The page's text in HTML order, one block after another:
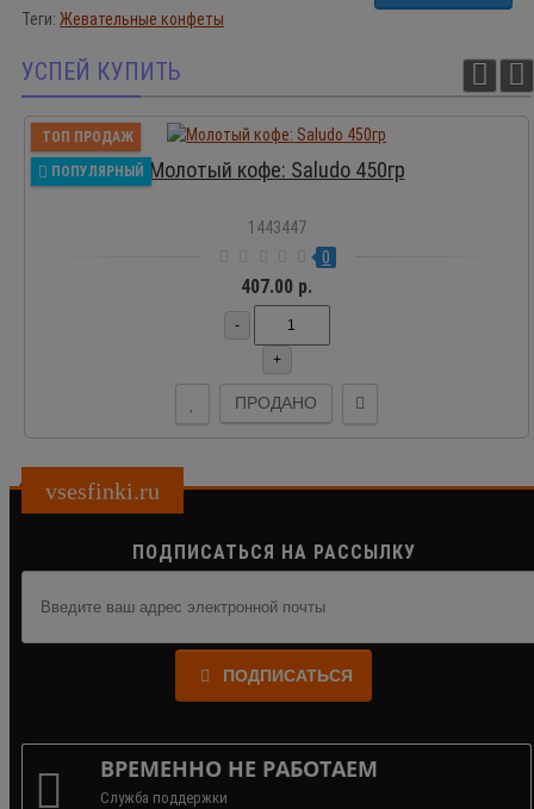
Теги: Жевательные конфеты
УСПЕЙ КУПИТЬ
ТОП ПРОДАЖ
ПОПУЛЯРНЫЙ Молотый кофе: Saludo 450гр
1443447
0
407.00 р.
-
+
ПРОДАНО
vsesfinki.ru
ПОДПИСАТЬСЯ НА РАССЫЛКУ
ПОДПИСАТЬСЯ
ВРЕМЕННО НЕ РАБОТАЕМ
Служба поддержки